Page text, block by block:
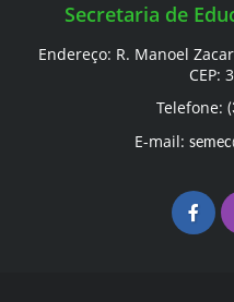
Secretaria de
Endereço: R. Manoel
CEP:
Telefone:
E-mail: